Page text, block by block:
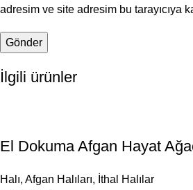
adresim ve site adresim bu tarayıcıya
İlgili ürünler
El Dokuma Afgan Hayat
Halı, Afgan Halıları, İthal Halılar